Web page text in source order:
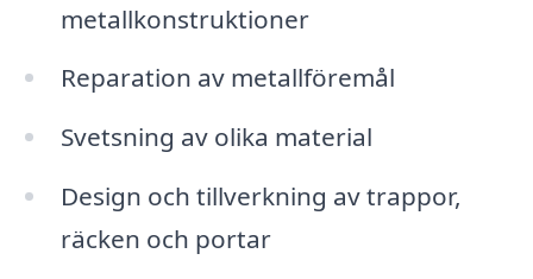
metallkonstruktioner
Reparation av metallföremål
Svetsning av olika material
Design och tillverkning av trappor,
räcken och portar